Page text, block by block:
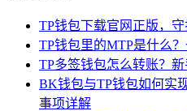
TP钱包下载官网正版，
TP钱包里的MTP是什么
TP多签钱包怎么转账？
BK钱包与TP钱包如何实
事项详解